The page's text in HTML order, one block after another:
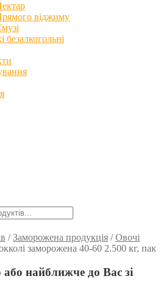
віджиму
безалкогольні
/Заморожена продукція /Овочі
заморожена 40-60 2.500 кг, пак
найближче до Вас зі